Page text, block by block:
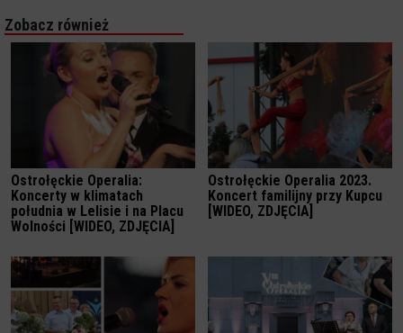
Zobacz również
Ostrołęckie Operalia:
Koncerty w klimatach
południa w Lelisie i na Placu
Wolności [WIDEO, ZDJĘCIA]
Ostrołęckie Operalia 2023.
Koncert familijny przy Kupcu
[WIDEO, ZDJĘCIA]